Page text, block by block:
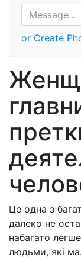
or Create
Це одна з
далеко не
набагато
людьми, які